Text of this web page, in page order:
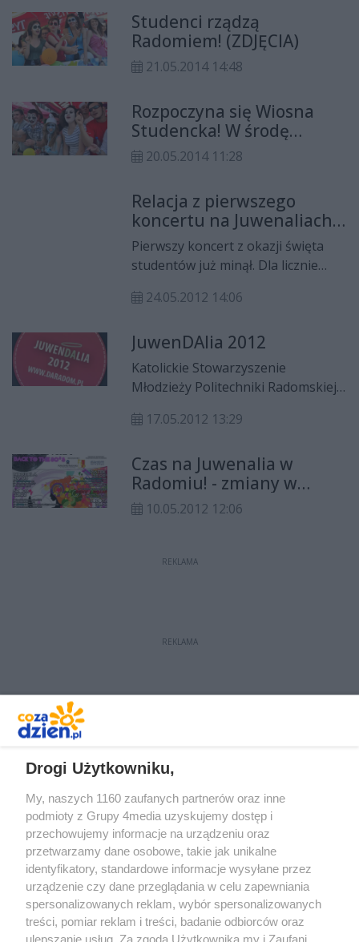
Studenci rządzą
Radomiem! (ZDJĘCIA)
21.05.2014 14:48
Rozpoczyna się Wiosna
Studencka! W środę
korowód (PLAN IMPREZ)
20.05.2014 11:28
Relacja z pierwszego
koncertu na Juwenaliach
(Pezet & Małolat)
Pierwszy koncert z okazji święta
studentów już minął. Dla licznie
zagrały zespoły Hip-Hopowe.
24.05.2012 14:06
JuwenDAlia 2012
Katolickie Stowarzyszenie
Młodzieży Politechniki Radomskiej i
Radomiu zapraszają na JuwenDAlia
17.05.2012 13:29
Czas na Juwenalia w
Radomiu! - zmiany w
planie
10.05.2012 12:06
REKLAMA
REKLAMA
Redakcja Reklama Prywatność
Praca Łódź
the:protocol
Drogi Użytkowniku,
My, naszych 1160 zaufanych partnerów oraz inne
podmioty z Grupy 4media uzyskujemy dostęp i
przechowujemy informacje na urządzeniu oraz
przetwarzamy dane osobowe, takie jak unikalne
identyfikatory, standardowe informacje wysyłane przez
urządzenie czy dane przeglądania w celu zapewniania
spersonalizowanych reklam, wybór spersonalizowanych
treści, pomiar reklam i treści, badanie odbiorców oraz
ulepszanie usług. Za zgodą Użytkownika my i Zaufani